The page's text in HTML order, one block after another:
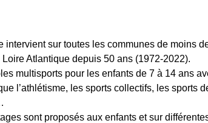
intervient sur toutes les communes de moins
Atlantique depuis 50 ans (1972-2022).
multisports pour les enfants de 7 à 14 ans
l’athlétisme, les sports collectifs, les sports
sont proposés aux enfants et sur